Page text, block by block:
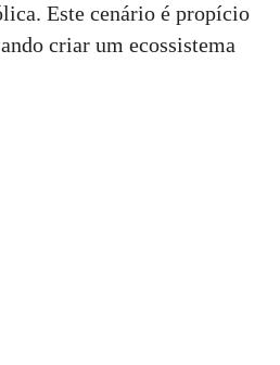
Este cenário é propício
criar um ecossistema